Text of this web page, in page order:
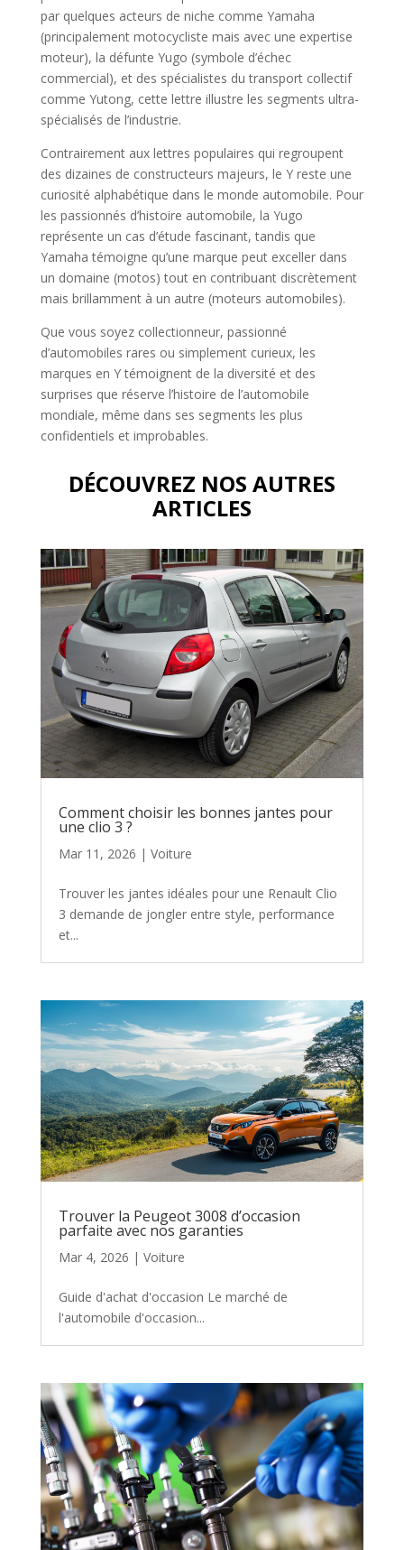
par quelques acteurs de niche comme Yamaha
(principalement motocycliste mais avec une expertise
moteur), la défunte Yugo (symbole d’échec
commercial), et des spécialistes du transport collectif
comme Yutong, cette lettre illustre les segments ultra-
spécialisés de l’industrie.
Contrairement aux lettres populaires qui regroupent
des dizaines de constructeurs majeurs, le Y reste une
curiosité alphabétique dans le monde automobile. Pour
les passionnés d’histoire automobile, la Yugo
représente un cas d’étude fascinant, tandis que
Yamaha témoigne qu’une marque peut exceller dans
un domaine (motos) tout en contribuant discrètement
mais brillamment à un autre (moteurs automobiles).
Que vous soyez collectionneur, passionné
d’automobiles rares ou simplement curieux, les
marques en Y témoignent de la diversité et des
surprises que réserve l’histoire de l’automobile
mondiale, même dans ses segments les plus
confidentiels et improbables.
DÉCOUVREZ NOS AUTRES
ARTICLES
Comment choisir les bonnes jantes pour
une clio 3 ?
Mar 11, 2026 | Voiture
Trouver les jantes idéales pour une Renault Clio
3 demande de jongler entre style, performance
et...
Trouver la Peugeot 3008 d’occasion
parfaite avec nos garanties
Mar 4, 2026 | Voiture
Guide d'achat d'occasion Le marché de
l'automobile d'occasion...